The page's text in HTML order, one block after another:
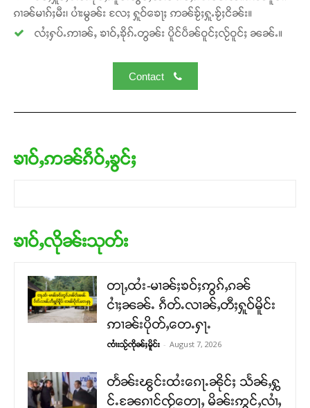
ၵၢၼ်မၢၵ်ႈမီး၊ ပၢႆးမွၼ်း လႄႈ ႁူဝ်ၶေႃႈ ဢၼ်ၶႂ်ႈႁူႉၶႂ်ႈငိၼ်း။
လႆႈႁပ်ႉဢၢၼ်ႇ ၶၢဝ်ႇၶိုၵ်ႉတွၼ်း ပိူင်ပဵၼ်ဝူင်ႈလႂ်ဝူင်ႈ ၼၼ်ႉ။
Contact
ၶၢဝ်ႇဢၼ်ၵဵဝ်ႇၶွင်ႈ
ၶၢဝ်ႇလိုၼ်းသုတ်း
တႃႇထႆး-မၢၼ်ႈၶဝ်ႈဢွၵ်ႇၵၼ်
ငၢႆႈၼၼ်ႉ ၵဵတ်ႉလၢၼ်ႇတီႈႁူဝ်မိူင်း
ဢၢၼ်းပိုတ်ႇတေႉႁႃႉ
ၸၢႆးသႂ်ၸိုၼ်ႈမိူင်း - August 7, 2026
တႅၼ်းၽွင်းထႆးၵေႃႉၼိုင်ႈ သႅၼ်ႇႁွ
င်ႉၼႄၵၢင်ၸႂ်တေႃႇ မိၼ်းဢွင်ႇလၢႆႇ